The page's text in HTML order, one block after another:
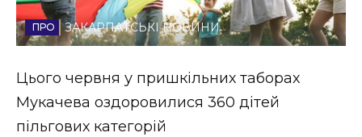
Стиль життя
Втрачений Ужгород (відеоверсія)
ЗАКАРПАТСЬКІ НОВИНИ
Цього червня у пришкільних таборах
Мукачева оздоровилися 360 дітей
пільгових категорій